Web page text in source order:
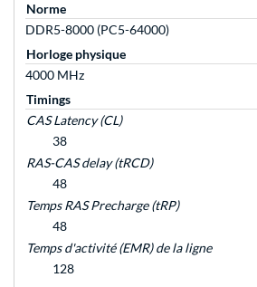
Norme
DDR5-8000 (PC5-64000)
Horloge physique
4000 MHz
Timings
CAS Latency (CL)
38
RAS-CAS delay (tRCD)
48
Temps RAS Precharge (tRP)
48
Temps d'activité (EMR) de la ligne
128